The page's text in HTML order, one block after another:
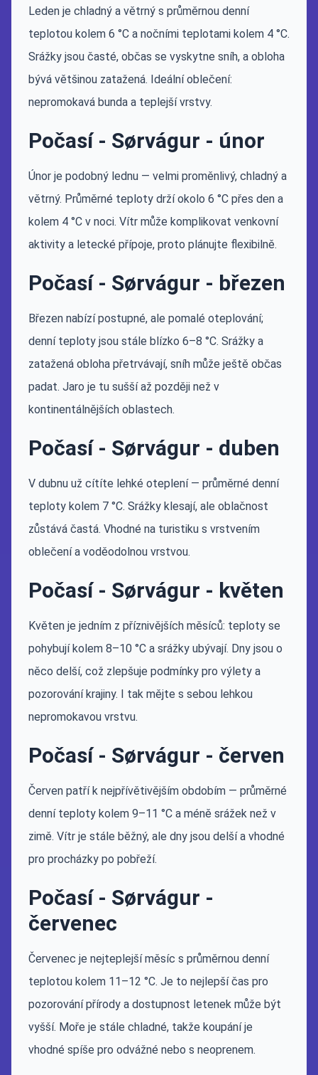
Leden je chladný a větrný s průměrnou denní
teplotou kolem 6 °C a nočními teplotami kolem 4 °C.
Srážky jsou časté, občas se vyskytne sníh, a obloha
bývá většinou zatažená. Ideální oblečení:
nepromokavá bunda a teplejší vrstvy.
Počasí - Sørvágur - únor
Únor je podobný lednu — velmi proměnlivý, chladný a
větrný. Průměrné teploty drží okolo 6 °C přes den a
kolem 4 °C v noci. Vítr může komplikovat venkovní
aktivity a letecké přípoje, proto plánujte flexibilně.
Počasí - Sørvágur - březen
Březen nabízí postupné, ale pomalé oteplování;
denní teploty jsou stále blízko 6–8 °C. Srážky a
zatažená obloha přetrvávají, sníh může ještě občas
padat. Jaro je tu sušší až později než v
kontinentálnějších oblastech.
Počasí - Sørvágur - duben
V dubnu už cítíte lehké oteplení — průměrné denní
teploty kolem 7 °C. Srážky klesají, ale oblačnost
zůstává častá. Vhodné na turistiku s vrstvením
oblečení a voděodolnou vrstvou.
Počasí - Sørvágur - květen
Květen je jedním z příznivějších měsíců: teploty se
pohybují kolem 8–10 °C a srážky ubývají. Dny jsou o
něco delší, což zlepšuje podmínky pro výlety a
pozorování krajiny. I tak mějte s sebou lehkou
nepromokavou vrstvu.
Počasí - Sørvágur - červen
Červen patří k nejpřívětivějším obdobím — průměrné
denní teploty kolem 9–11 °C a méně srážek než v
zimě. Vítr je stále běžný, ale dny jsou delší a vhodné
pro procházky po pobřeží.
Počasí - Sørvágur -
červenec
Červenec je nejteplejší měsíc s průměrnou denní
teplotou kolem 11–12 °C. Je to nejlepší čas pro
pozorování přírody a dostupnost letenek může být
vyšší. Moře je stále chladné, takže koupání je
vhodné spíše pro odvážné nebo s neoprenem.